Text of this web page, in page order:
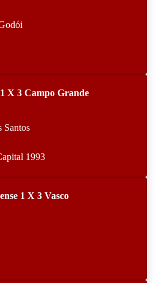
X 3 Campo Grande
Santos
1993
1 X 3 Vasco